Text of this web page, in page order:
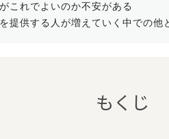
これでよいのか不安がある
提供する人が増えていく中での他
もくじ